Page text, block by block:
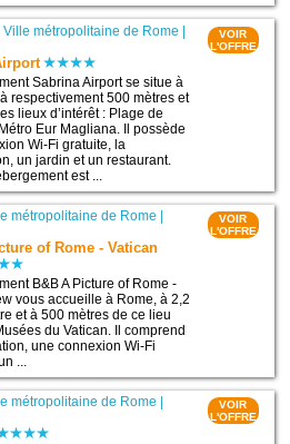
|Ville métropolitaine de Rome
Sabrina Airport se situe à
respectivement 500 mètres et
lieux d’intérêt : Plage de
Eur Magliana. Il possède
Wi-Fi gratuite, la
un jardin et un restaurant.
est ...
VOIR
L'OFFRE
métropolitaine de Rome
of Rome - Vatican
B&B A Picture of Rome -
vous accueille à Rome, à 2,2
et à 500 mètres de ce lieu
du Vatican. Il comprend
une connexion Wi-Fi
...
VOIR
L'OFFRE
métropolitaine de Rome
VOIR
L'OFFRE